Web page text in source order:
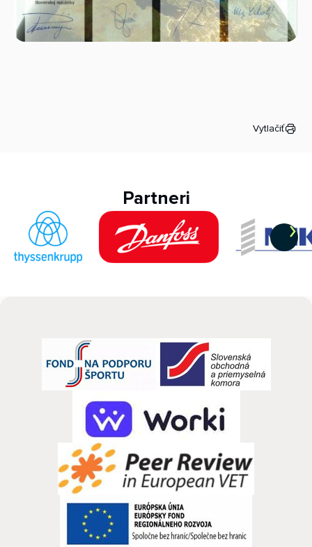
Vytlačiť
Partneri